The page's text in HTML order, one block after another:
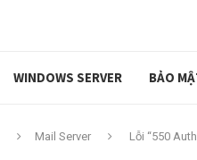
WINDOWS SERVER BẢO
Mail Server Lỗi “550